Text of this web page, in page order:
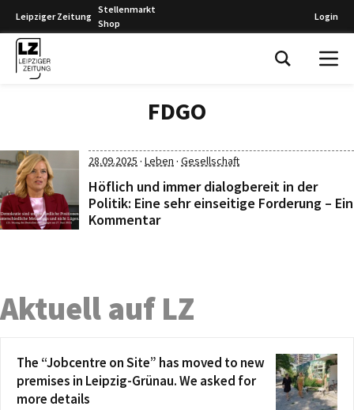
Leipziger Zeitung
Stellenmarkt
Shop
Login
FDGO
28.09.2025 · Leben · Gesellschaft
Höflich und immer dialogbereit in der
Politik: Eine sehr einseitige Forderung – Ein
Kommentar
Aktuell auf LZ
The “Jobcentre on Site” has moved to new
premises in Leipzig-Grünau. We asked for
more details